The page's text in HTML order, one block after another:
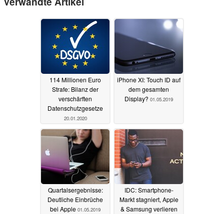
114 Millionen Euro
Strafe: Bilanz der
verschärften
Datenschutzgesetze
20.01.2020
iPhone XI: Touch ID auf
dem gesamten
Display? 01.05.2019
Quartalsergebnisse:
Deutliche Einbrüche
bei Apple 01.05.2019
IDC: Smartphone-
Markt stagniert, Apple
& Samsung verlieren